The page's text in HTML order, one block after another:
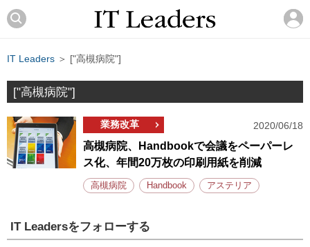
IT Leaders ＞ ["高槻病院"]
["高槻病院"]
業務改革 2020/06/18
高槻病院、Handbookで会議をペーパーレ
ス化、年間20万枚の印刷用紙を削減
高槻病院 Handbook アステリア
IT Leadersをフォローする